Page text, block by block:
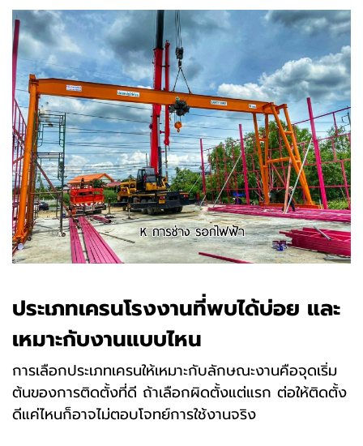
ประเภทเครนโรงงานที่พบได้บ่อย และ
เหมาะกับงานแบบไหน
การเลือกประเภทเครนให้เหมาะกับลักษณะงานคือจุดเริ่ม
ต้นของการติดตั้งที่ดี ถ้าเลือกผิดตั้งแต่แรก ต่อให้ติดตั้ง
ดีแค่ไหนก็อาจไม่ตอบโจทย์การใช้งานจริง